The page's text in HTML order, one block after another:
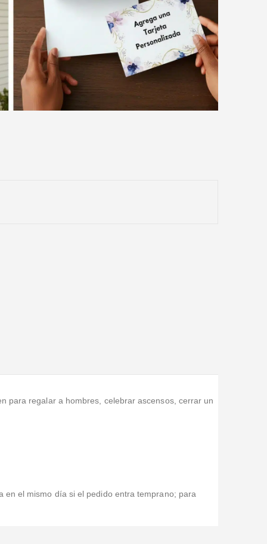
para regalar a hombres, celebrar ascensos, cerrar un
en el mismo día si el pedido entra temprano; para